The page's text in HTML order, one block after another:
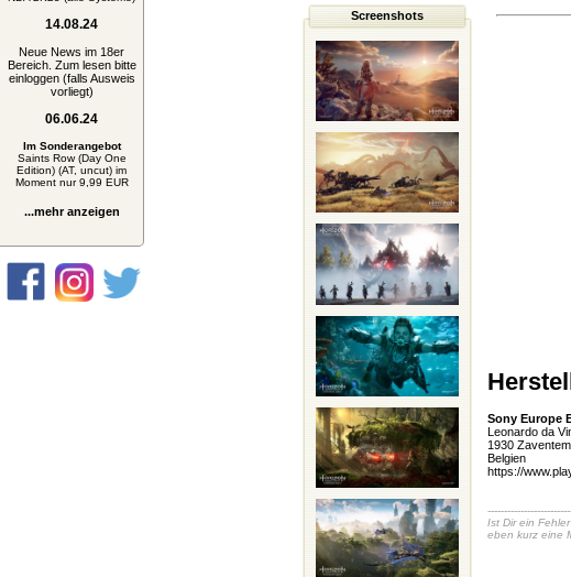
14.08.24
Neue News im 18er
Bereich. Zum lesen bitte
einloggen (falls Ausweis
vorliegt)
06.06.24
Im Sonderangebot
Saints Row (Day One
Edition) (AT, uncut) im
Moment nur 9,99 EUR
...mehr anzeigen
Screenshots
Sony Europe
Leonardo da
1930 Zaventem
Belgien
https://
Ist Dir ein
eben kurz eine